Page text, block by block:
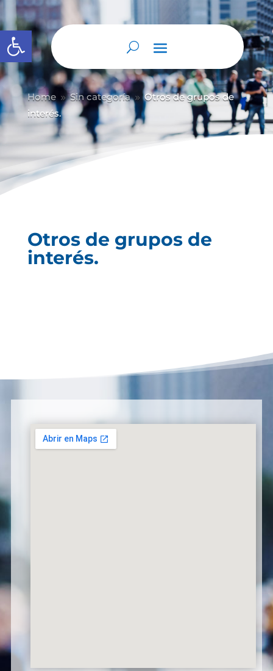
Abrir barra de herramientas
Home 9 Sin categoría 9 Otros de grupos de
interés.
Otros de grupos de
interés.